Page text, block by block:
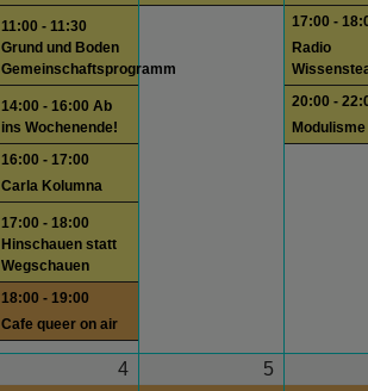
11:00 - 11:30
Grund und Boden
Gemeinschaftsprogramm
14:00 - 16:00 Ab
ins Wochenende!
16:00 - 17:00
Carla Kolumna
17:00 - 18:00
Hinschauen statt
Wegschauen
18:00 - 19:00
Cafe queer on air
17:00 -
Radio
20:00 -
Modulisme
4 5